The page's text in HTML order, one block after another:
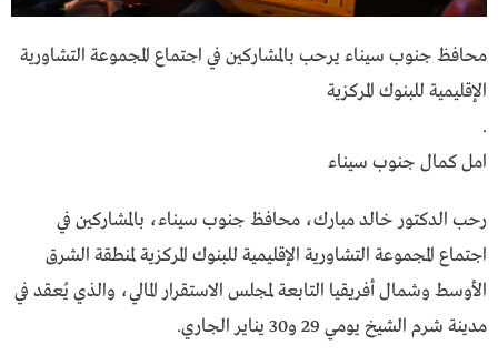
محافظ جنوب سيناء يرحب بالمشاركين في اجتماع المجموعة التشاورية
الإقليمية للبنوك المركزية
.
امل كمال جنوب سيناء
رحب الدكتور خالد مبارك، محافظ جنوب سيناء، بالمشاركين في
اجتماع المجموعة التشاورية الإقليمية للبنوك المركزية لمنطقة الشرق
الأوسط وشمال أفريقيا التابعة لمجلس الاستقرار المالي، والذي يُعقد في
مدينة شرم الشيخ يومي 29 و30 يناير الجاري.